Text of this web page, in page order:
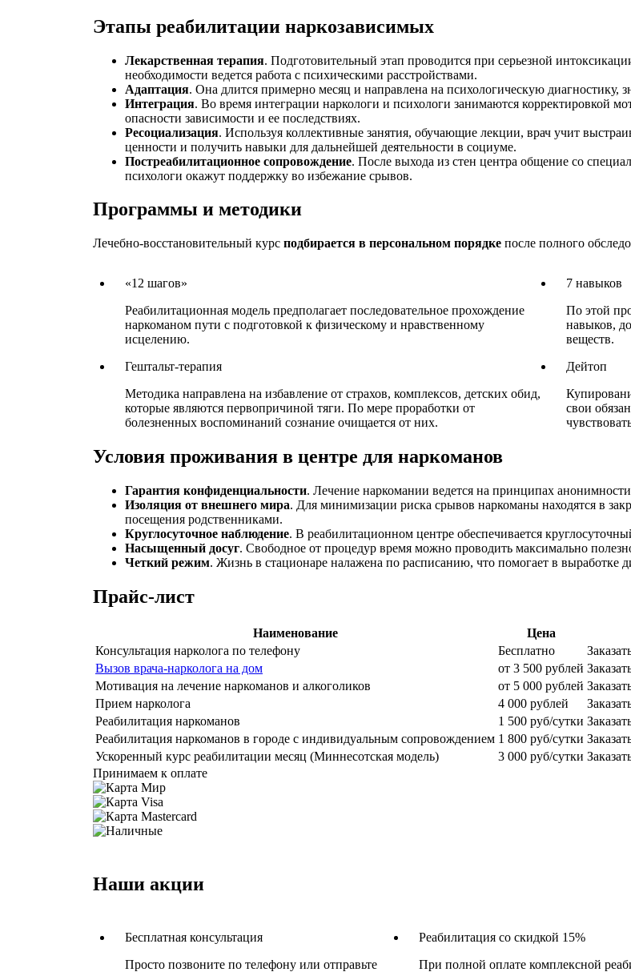
Этапы реабилитации наркозависимых
Лекарственная терапия. Подготовительный этап проводится при серьезной
необходимости ведется работа с психическими расстройствами.
Адаптация. Она длится примерно месяц и направлена на психологическую диагностику,
Интеграция. Во время интеграции наркологи и психологи занимаются корректировкой
опасности зависимости и ее последствиях.
Ресоциализация. Используя коллективные занятия, обучающие лекции, врач учит
ценности и получить навыки для дальнейшей деятельности в социуме.
Постреабилитационное сопровождение. После выхода из стен центра общение со
психологи окажут поддержку во избежание срывов.
Программы и методики
Лечебно-восстановительный курс подбирается в персональном порядке после полного
«12 шагов»
Реабилитационная модель предполагает последовательное прохождение
наркоманом пути с подготовкой к физическому и нравственному
исцелению.
7 навыков
По этой
навыков,
веществ.
Гештальт-терапия
Методика направлена на избавление от страхов, комплексов, детских обид,
которые являются первопричиной тяги. По мере проработки от
болезненных воспоминаний сознание очищается от них.
Дейтоп
свои
Условия проживания в центре для наркоманов
Гарантия конфиденциальности. Лечение наркомании ведется на принципах
Изоляция от внешнего мира. Для минимизации риска срывов наркоманы находятся в
посещения родственниками.
Круглосуточное наблюдение. В реабилитационном центре обеспечивается
Насыщенный досуг. Свободное от процедур время можно проводить максимально
Четкий режим. Жизнь в стационаре налажена по расписанию, что помогает в выработке
Прайс-лист
Наименование
Цена
Консультация нарколога по телефону
Бесплатно
Вызов врача-нарколога на дом
от 3 500 рублей
Мотивация на лечение наркоманов и алкоголиков
от 5 000 рублей
Прием нарколога
4 000 рублей
Реабилитация наркоманов
1 500 руб/сутки
Реабилитация наркоманов в городе с индивидуальным сопровождением 1 800 руб/сутки
Ускоренный курс реабилитации месяц (Миннесотская модель)
3 000 руб/сутки
Принимаем к оплате
Наши акции
Бесплатная консультация
Просто позвоните по телефону или отправьте
Реабилитация со скидкой 15%
При полной оплате комплексной